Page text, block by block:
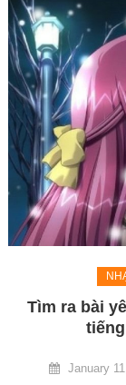
Tìm ra bài
January